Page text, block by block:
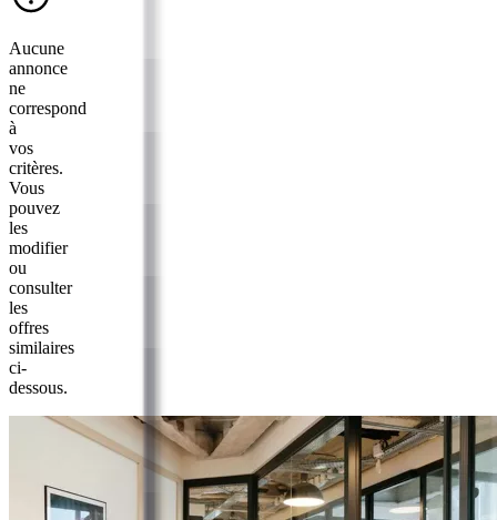
Aucune
annonce
ne
correspond
à
vos
critères.
Vous
pouvez
les
modifier
ou
consulter
les
offres
similaires
ci-
dessous.